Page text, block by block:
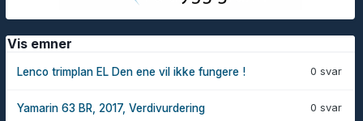
Vis emner
0 svar
Lenco trimplan EL Den ene vil ikke fungere !
0 svar
Yamarin 63 BR, 2017, Verdivurdering